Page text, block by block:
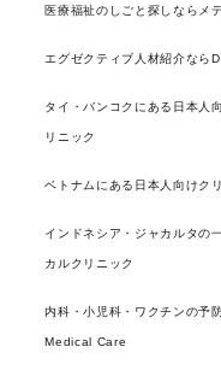
医療福祉のしごと探しならメ
エグゼクティブ人材紹介なら
タイ・バンコクにある日本人
リニック
ベトナムにある日本人向けク
インドネシア・ジャカルタの
カルクリニック
内科・小児科・ワクチンの予
Medical Care